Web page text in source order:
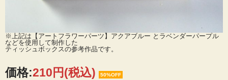
※上記は【アートフラワーパーツ】アクアブルー とラベンダーパープル
などを使用して制作した
ティッシュボックスの参考作品です。
価格:210円(税込) 50%OFF